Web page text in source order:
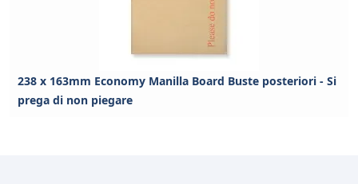
238 x 163mm Economy Manilla Board Buste posteriori - Si
prega di non piegare